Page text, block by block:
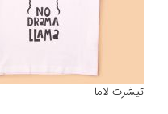
تیشرت لاما